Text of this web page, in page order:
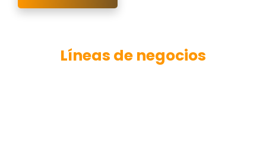
Líneas de negocios